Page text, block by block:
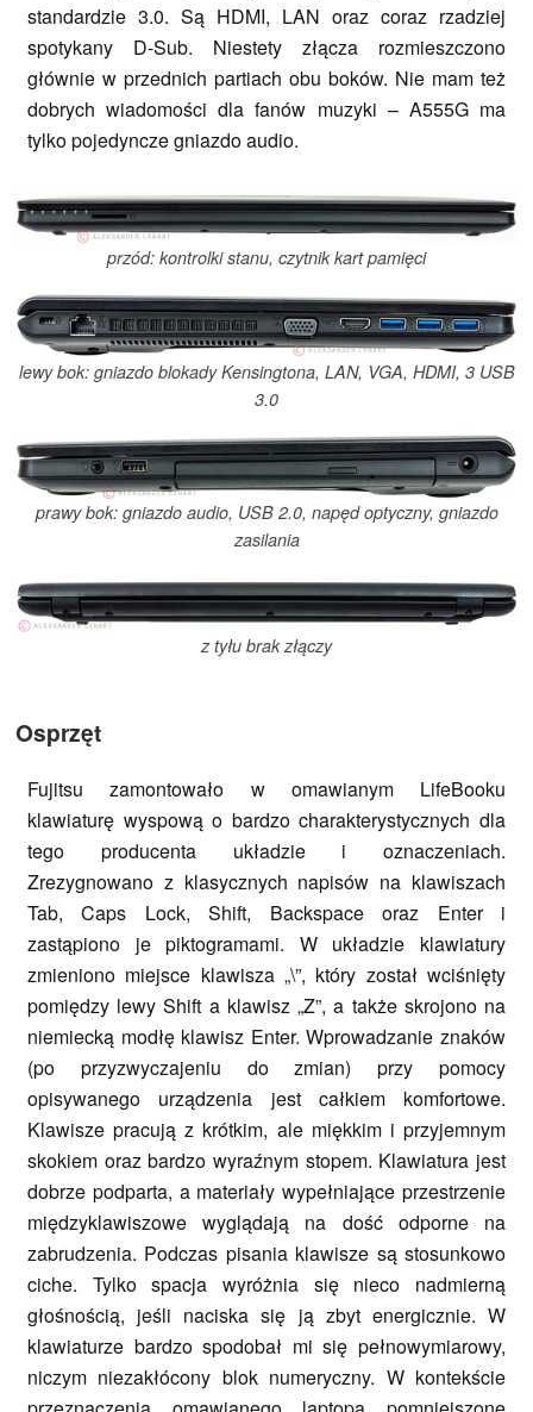
standardzie 3.0. Są HDMI, LAN oraz coraz rzadziej
spotykany D-Sub. Niestety złącza rozmieszczono
głównie w przednich partiach obu boków. Nie mam też
dobrych wiadomości dla fanów muzyki – A555G ma
tylko pojedyncze gniazdo audio.
przód: kontrolki stanu, czytnik kart pamięci
lewy bok: gniazdo blokady Kensingtona, LAN, VGA, HDMI, 3 USB
3.0
prawy bok: gniazdo audio, USB 2.0, napęd optyczny, gniazdo
zasilania
z tyłu brak złączy
Osprzęt
Fujitsu zamontowało w omawianym LifeBooku
klawiaturę wyspową o bardzo charakterystycznych dla
tego producenta układzie i oznaczeniach.
Zrezygnowano z klasycznych napisów na klawiszach
Tab, Caps Lock, Shift, Backspace oraz Enter i
zastąpiono je piktogramami. W układzie klawiatury
zmieniono miejsce klawisza „\”, który został wciśnięty
pomiędzy lewy Shift a klawisz „Z”, a także skrojono na
niemiecką modłę klawisz Enter. Wprowadzanie znaków
(po przyzwyczajeniu do zmian) przy pomocy
opisywanego urządzenia jest całkiem komfortowe.
Klawisze pracują z krótkim, ale miękkim i przyjemnym
skokiem oraz bardzo wyraźnym stopem. Klawiatura jest
dobrze podparta, a materiały wypełniające przestrzenie
międzyklawiszowe wyglądają na dość odporne na
zabrudzenia. Podczas pisania klawisze są stosunkowo
ciche. Tylko spacja wyróżnia się nieco nadmierną
głośnością, jeśli naciska się ją zbyt energicznie. W
klawiaturze bardzo spodobał mi się pełnowymiarowy,
niczym niezakłócony blok numeryczny. W kontekście